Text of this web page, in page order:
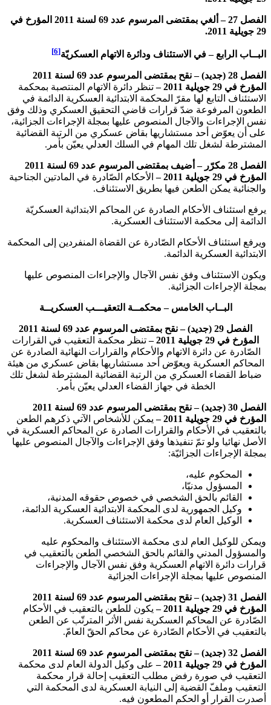
الفصل 27 – ألغي
بمقتضى المرسوم عدد 69 لسنة 2011 المؤرخ في
29 جويلية 2011.
البــاب الرابع – في الاستئناف ودائرة الاتهام العسكريّة[6]
الفصل 28 (جديد) – نقح
بمقتضى المرسوم عدد 69 لسنة 2011
المؤرخ في 29 جويلية 2011 –
تنظر دائرة الاتهام المنتصبة بمحكمة
الاستئناف التابع لها مقرّ المحكمة الابتدائية العسكرية الدائمة في
الطعون المرفوعة ضدّ قرارات قاضي التحقيق العسكري وذلك وفق
نفس الإجراءات والآجال المنصوص عليها بمجلة الإجراءات الجزائية،
على أن يعوّض أحد مستشاريها بقاض عسكري من الرتبة القضائية
المشترطة لشغل تلك المهام في السلك العدلي يعيّن بأمر.
الفصل 28 مكرّر – أضيف
بمقتضى المرسوم عدد 69 لسنة 2011
المؤرخ في 29 جويلية 2011 –
الأحكام الصّادرة في المادتين الجناحية
والجنائية يمكن الطعن فيها بطريق الاستئناف.
يرفع استئناف الأحكام الصادرة عن المحاكم الابتدائية العسكريّة
الدائمة إلى محكمة الاستئناف العسكرية.
ويرفع استئناف الأحكام الصّادرة عن القضاة المنفردين إلى المحكمة
الابتدائية العسكرية الدائمة.
ويكون الاستئناف وفق نفس الآجال والإجراءات المنصوص عليها
بمجلة الإجراءات الجزائية.
البــاب الخامس – محكمــة التعقيـــب العسكريــة
الفصل 29 (جديد) – نقح
بمقتضى المرسوم عدد 69 لسنة 2011
المؤرخ في 29 جويلية 2011 –
تنظر محكمة التعقيب في القرارات
الصّادرة عن دائرة الاتهام والأحكام والقرارات النهائية الصادرة عن
المحاكم العسكرية ويعوّض أحد مستشاريها بقاض عسكري من هيئة
ضباط القضاء العسكري من الرتبة القضائية المشترطة لشغل تلك
الخطة في جهاز القضاء العدلي يعيّن بأمر.
الفصل 30 (جديد) – نقح
بمقتضى المرسوم عدد 69 لسنة 2011
المؤرخ في 29 جويلية 2011 –
يمكن للأشخاص الآتي ذكرهم الطعن
بالتعقيب في الأحكام والقرارات الصادرة عن المحاكم العسكرية في
الأصل نهائيا ولو تمّ تنفيذها وفق الإجراءات والآجال المنصوص عليها
بمجلة الإجراءات الجزائيّة:
المحكوم عليه،
المسؤول مدنيّا،
القائم بالحق الشخصي في خصوص حقوقه المدنية،
وكيل الجمهورية لدى المحكمة الابتدائية العسكرية الدائمة،
الوكيل العام لدى محكمة الاستئناف العسكرية.
ويمكن للوكيل العام لدى محكمة الاستئناف والمحكوم عليه
والمسؤول المدني والقائم بالحق الشخصي الطعن بالتعقيب في
قرارات دائرة الاتهام العسكرية وفق نفس الآجال والإجراءات
المنصوص عليها بمجلة الإجراءات الجزائية
الفصل 31 (جديد) – نقح
بمقتضى المرسوم عدد 69 لسنة 2011
المؤرخ في 29 جويلية 2011 –
يكون للطعن بالتعقيب في الأحكام
الصّادرة عن المحاكم العسكرية نفس الأثر المترتّب عن الطعن
بالتعقيب في الأحكام الصّادرة عن محاكم الحقّ العامّ.
الفصل 32 (جديد) – نقح
بمقتضى المرسوم عدد 69 لسنة 2011
المؤرخ في 29 جويلية 2011 –
على وكيل الدولة العام لدى محكمة
التعقيب في صورة رفض مطلب التعقيب إحالة قرار محكمة
التعقيب وملفّ القضية إلى النيابة العسكرية لدى المحكمة التي
أصدرت القرار أو الحكم المطعون فيه.